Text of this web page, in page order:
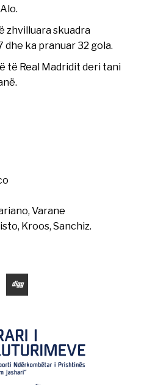
zhvilluara skuadra
ka pranuar 32 gola.
të Real Madridit deri tani
Varane
Kroos, Sanchiz.